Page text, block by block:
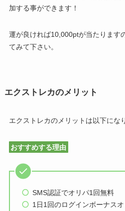
加する事ができます！
運が良ければ10,000ptが当たります
てみて下さい。
エクストレカのメリット
エクストレカのメリットは以下にな
おすすめする理由
SMS認証でオリパ1回無料
1日1回のログインボーナス